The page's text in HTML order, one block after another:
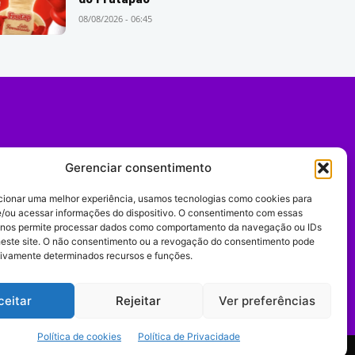
Gerenciar consentimento
uma melhor experiência, usamos tecnologias como cookies para
ou acessar informações do dispositivo. O consentimento com essas
permite processar dados como comportamento da navegação ou IDs
site. O não consentimento ou a revogação do consentimento pode
determinados recursos e funções.
Rejeitar Ver preferências
Política de cookies Política de Privacidade
08/08/2026 - 06:45
digital.